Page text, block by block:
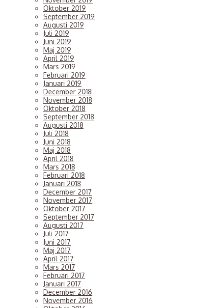
Oktober 2019
September 2019
Augusti 2019
Juli 2019
Juni 2019
Maj 2019
April 2019
Mars 2019
Februari 2019
Januari 2019
December 2018
November 2018
Oktober 2018
September 2018
Augusti 2018
Juli 2018
Juni 2018
Maj 2018
April 2018
Mars 2018
Februari 2018
Januari 2018
December 2017
November 2017
Oktober 2017
September 2017
Augusti 2017
Juli 2017
Juni 2017
Maj 2017
April 2017
Mars 2017
Februari 2017
Januari 2017
December 2016
November 2016